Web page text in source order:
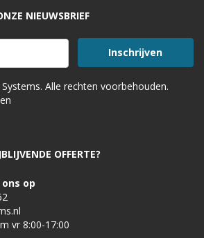
NIEUWSBRIEF
Alle rechten voorbehouden.
OFFERTE?
op
vr 8:00-17:00